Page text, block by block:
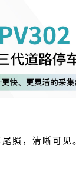
照，清晰可